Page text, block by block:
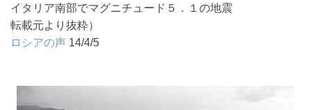
イタリア南部でマグニチュード５．１の地震
転載元より抜粋）
ロシアの声 14/4/5